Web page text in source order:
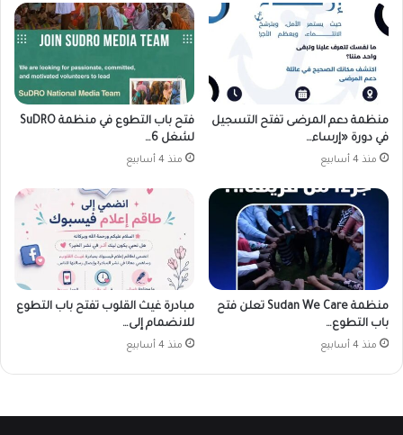
منظمة دعم المرضى تفتح التسجيل
في دورة «إرساء…
منذ 4 أسابيع
فتح باب التطوع في منظمة SuDRO
لشغل 6…
منذ 4 أسابيع
منظمة Sudan We Care تعلن فتح
باب التطوع…
منذ 4 أسابيع
مبادرة غيث القلوب تفتح باب التطوع
للانضمام إلى…
منذ 4 أسابيع